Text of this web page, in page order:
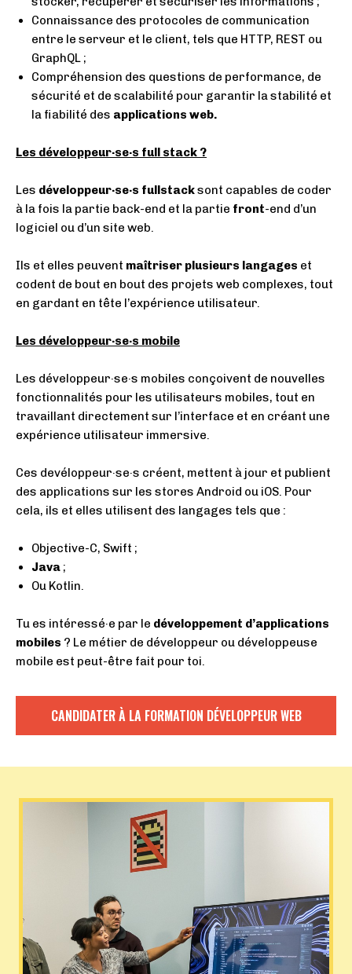
Connaissance des protocoles de communication
entre le serveur et le client, tels que HTTP, REST ou
GraphQL ;
Compréhension des questions de performance, de
sécurité et de scalabilité pour garantir la stabilité et
la fiabilité des applications web.
Les développeur·se·s full stack ?
Les développeur·se·s fullstacksont capables de coder
à la fois la partie back-end et la partie front-end d’un
logiciel ou d’un site web.
Ils et elles peuvent maîtriser plusieurs langages et
codent de bout en bout des projets web complexes, tout
en gardant en tête l’expérience utilisateur.
Les développeur·se·s mobile
Les développeur·se·s mobiles conçoivent de nouvelles
fonctionnalités pour les utilisateurs mobiles, tout en
travaillant directement sur l’interface et en créant une
expérience utilisateur immersive.
Ces devéloppeur·se·s créent, mettent à jour et publient
des applications sur les stores Android ou iOS. Pour
cela, ils et elles utilisent des langages tels que :
Objective-C, Swift ;
Java ;
Ou Kotlin.
Tu es intéressé·e par le développement d’applications
mobiles ? Le métier de développeur ou développeuse
mobile est peut-être fait pour toi.
CANDIDATER À LA FORMATION DÉVELOPPEUR WEB